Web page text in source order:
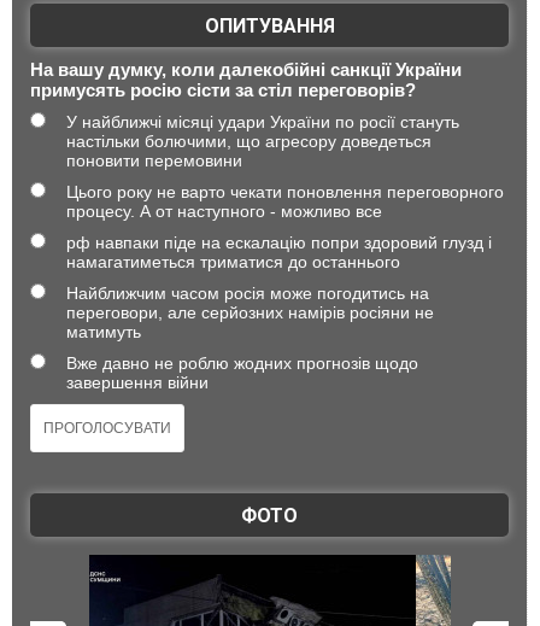
ОПИТУВАННЯ
На вашу думку, коли далекобійні санкції України
примусять росію сісти за стіл переговорів?
У найближчі місяці удари України по росії стануть
настільки болючими, що агресору доведеться
поновити перемовини
Цього року не варто чекати поновлення переговорного
процесу. А от наступного - можливо все
рф навпаки піде на ескалацію попри здоровий глузд і
намагатиметься триматися до останнього
Найближчим часом росія може погодитись на
переговори, але серйозних намірів росіяни не
матимуть
Вже давно не роблю жодних прогнозів щодо
завершення війни
ФОТО